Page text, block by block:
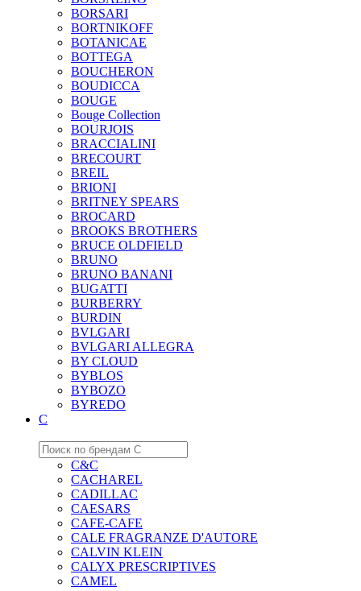
BORSARI
BORTNIKOFF
BOTANICAE
BOTTEGA
BOUCHERON
BOUDICCA
BOUGE
Bouge Collection
BOURJOIS
BRACCIALINI
BRECOURT
BREIL
BRIONI
BRITNEY SPEARS
BROCARD
BROOKS BROTHERS
BRUCE OLDFIELD
BRUNO
BRUNO BANANI
BUGATTI
BURBERRY
BURDIN
BVLGARI
BVLGARI ALLEGRA
BY CLOUD
BYBLOS
BYBOZO
BYREDO
C
C&C
CACHAREL
CADILLAC
CAESARS
CAFE-CAFE
CALE FRAGRANZE D'AUTORE
CALVIN KLEIN
CALYX PRESCRIPTIVES
CAMEL